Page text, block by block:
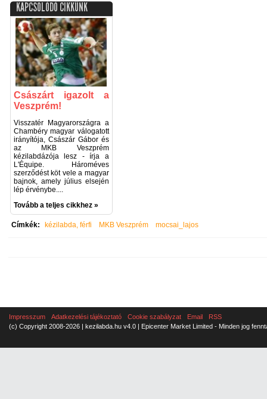
KAPCSOLÓDÓ CIKKÜNK
Császárt igazolt a
Veszprém!
Visszatér Magyarországra a
Chambéry magyar válogatott
irányítója, Császár Gábor és
az MKB Veszprém
kézilabdázója lesz - írja a
L'Équipe. Hároméves
szerződést köt vele a magyar
bajnok, amely július elsején
lép érvénybe....
Tovább a teljes cikkhez »
Címkék: kézilabda, férfi MKB Veszprém mocsai_lajos
Impresszum Adatkezelési tájékoztató Cookie szabályzat Email
RSS
(c) Copyright 2008-2026 | kezilabda.hu v4.0 | Epicenter Market Limited - Minden jog